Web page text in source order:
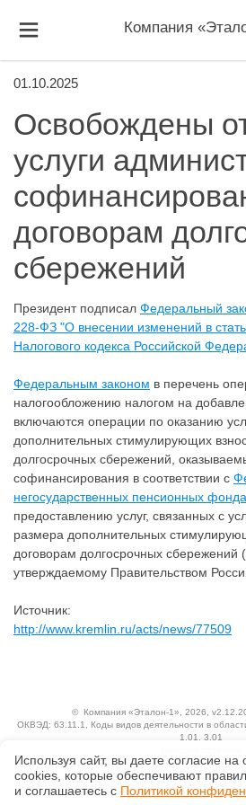
Компания
01.10.2025
Освобождены
услуги
договорам
сбережений
Президент подписал Федеральный
228-ФЗ "О внесении изменений в
Налогового кодекса Российской
Федеральным законом в перечень
налогообложению налогом на
включаются операции по оказанию
дополнительных стимулирующих
долгосрочных сбережений,
софинансирования в соответствии с
негосударственных пенсионных
предоставлению услуг, связанных с
размера дополнительных
договорам долгосрочных сбережений
утверждаемому Правительством
Источник:
http://www.kremlin.ru/acts/news/77509
© Компания «Эталон-1» , 2026,
ОКВЭД: 63.11.1, Коды видов деятельности в
1.01, 3.01
Технологии
Исключительные авторские и смежные права
Положение по обработке и защите
Используя сайт, вы даете согласие
сооkiеs, которые обеспечивают
и соглашаетесь с Политикой